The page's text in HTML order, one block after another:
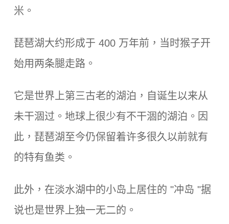
米。
琵琶湖大约形成于 400 万年前，当时猴子开
始用两条腿走路。
它是世界上第三古老的湖泊，自诞生以来从
未干涸过。地球上很少有不干涸的湖泊。因
此，琵琶湖至今仍保留着许多很久以前就有
的特有鱼类。
此外，在淡水湖中的小岛上居住的 "冲岛 "据
说也是世界上独一无二的。